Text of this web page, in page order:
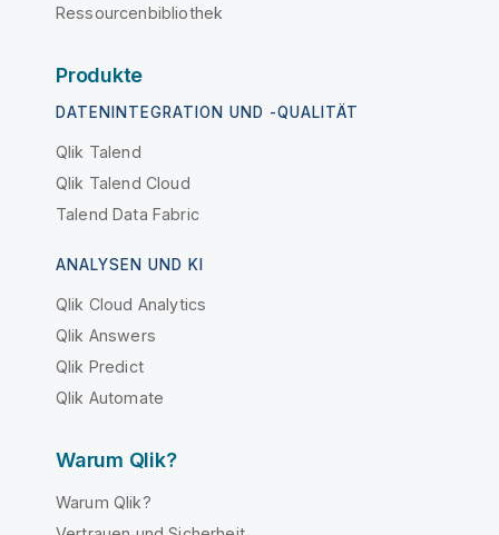
Ressourcenbibliothek
Produkte
DATENINTEGRATION UND -QUALITÄT
Qlik Talend
Qlik Talend Cloud
Talend Data Fabric
ANALYSEN UND KI
Qlik Cloud Analytics
Qlik Answers
Qlik Predict
Qlik Automate
Warum Qlik?
Warum Qlik?